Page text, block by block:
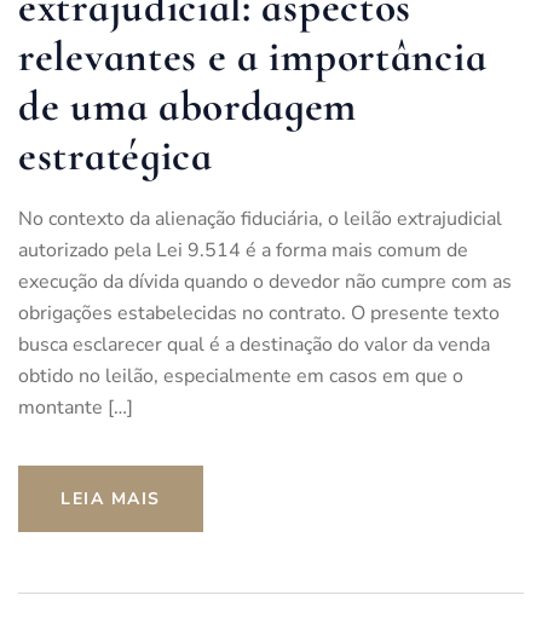
relevantes e a importância
de uma abordagem
estratégica
No contexto da alienação fiduciária, o leilão extrajudicial
autorizado pela Lei 9.514 é a forma mais comum de
execução da dívida quando o devedor não cumpre com as
obrigações estabelecidas no contrato. O presente texto
busca esclarecer qual é a destinação do valor da venda
obtido no leilão, especialmente em casos em que o
montante […]
LEIA MAIS